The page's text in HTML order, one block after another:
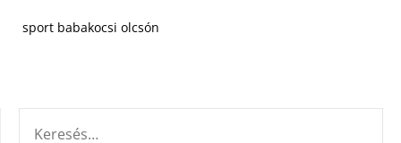
sport babakocsi olcsón